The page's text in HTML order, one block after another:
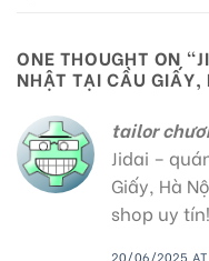
ONE THOUGHT ON “
NHẬT TẠI CẦU GIẤY,
tailor
Jidai –
Giấy, Hà
shop uy tín!
20/06/2025 AT